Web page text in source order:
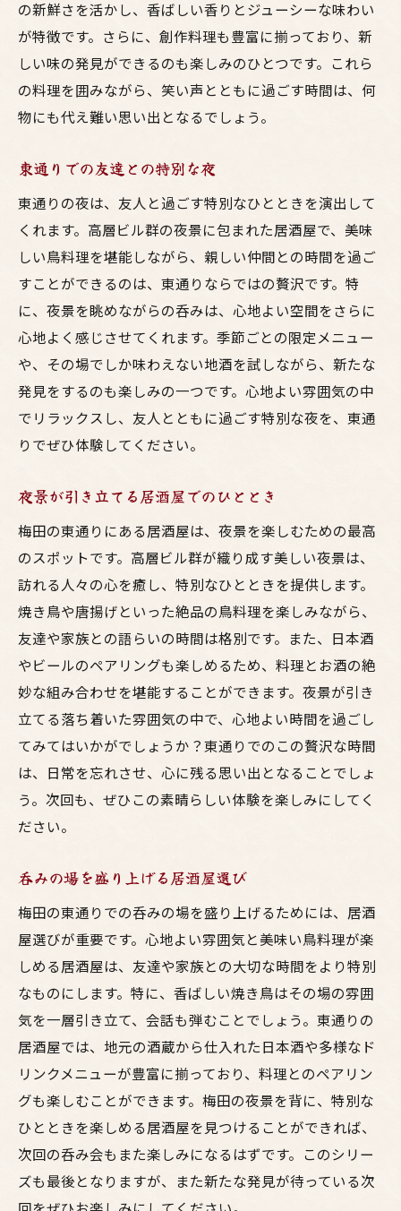
の新鮮さを活かし、香ばしい香りとジューシーな味わい
が特徴です。さらに、創作料理も豊富に揃っており、新
しい味の発見ができるのも楽しみのひとつです。これら
の料理を囲みながら、笑い声とともに過ごす時間は、何
物にも代え難い思い出となるでしょう。
東通りでの友達との特別な夜
東通りの夜は、友人と過ごす特別なひとときを演出して
くれます。高層ビル群の夜景に包まれた居酒屋で、美味
しい鳥料理を堪能しながら、親しい仲間との時間を過ご
すことができるのは、東通りならではの贅沢です。特
に、夜景を眺めながらの呑みは、心地よい空間をさらに
心地よく感じさせてくれます。季節ごとの限定メニュー
や、その場でしか味わえない地酒を試しながら、新たな
発見をするのも楽しみの一つです。心地よい雰囲気の中
でリラックスし、友人とともに過ごす特別な夜を、東通
りでぜひ体験してください。
夜景が引き立てる居酒屋でのひととき
梅田の東通りにある居酒屋は、夜景を楽しむための最高
のスポットです。高層ビル群が織り成す美しい夜景は、
訪れる人々の心を癒し、特別なひとときを提供します。
焼き鳥や唐揚げといった絶品の鳥料理を楽しみながら、
友達や家族との語らいの時間は格別です。また、日本酒
やビールのペアリングも楽しめるため、料理とお酒の絶
妙な組み合わせを堪能することができます。夜景が引き
立てる落ち着いた雰囲気の中で、心地よい時間を過ごし
てみてはいかがでしょうか？東通りでのこの贅沢な時間
は、日常を忘れさせ、心に残る思い出となることでしょ
う。次回も、ぜひこの素晴らしい体験を楽しみにしてく
ださい。
呑みの場を盛り上げる居酒屋選び
梅田の東通りでの呑みの場を盛り上げるためには、居酒
屋選びが重要です。心地よい雰囲気と美味い鳥料理が楽
しめる居酒屋は、友達や家族との大切な時間をより特別
なものにします。特に、香ばしい焼き鳥はその場の雰囲
気を一層引き立て、会話も弾むことでしょう。東通りの
居酒屋では、地元の酒蔵から仕入れた日本酒や多様なド
リンクメニューが豊富に揃っており、料理とのペアリン
グも楽しむことができます。梅田の夜景を背に、特別な
ひとときを楽しめる居酒屋を見つけることができれば、
次回の呑み会もまた楽しみになるはずです。このシリー
ズも最後となりますが、また新たな発見が待っている次